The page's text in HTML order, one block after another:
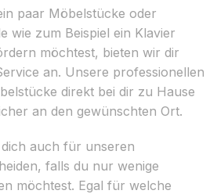
paar Möbelstücke oder
wie zum Beispiel ein Klavier
möchtest, bieten wir dir
an. Unsere professionellen
direkt bei dir zu Hause
an den gewünschten Ort.
auch für unseren
falls du nur wenige
möchtest. Egal für welche